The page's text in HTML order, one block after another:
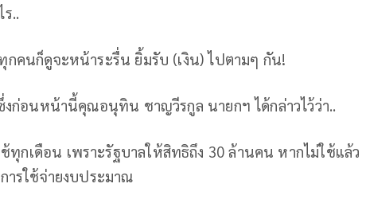
..
กคนก็ดูจะหน้าระรื่น ยิ้มรับ (เงิน) ไปตามๆ กัน!
งก่อนหน้านี้คุณอนุทิน ชาญวีรกูล นายกฯ ได้กล่าวไว้ว่า..
กเดือน เพราะรัฐบาลให้สิทธิถึง 30 ล้านคน หากไม่ใช้แล้ว
ารใช้จ่ายงบประมาณ